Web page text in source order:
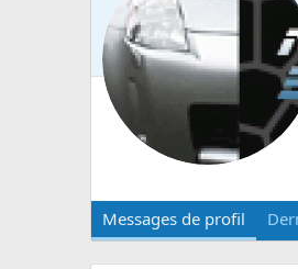
Messages de profil